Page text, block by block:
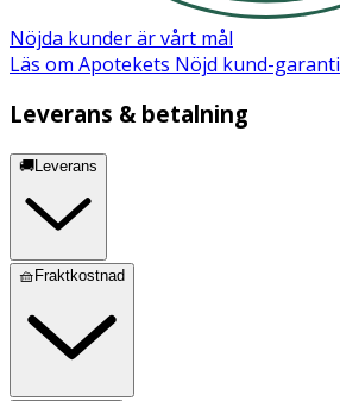
Nöjda kunder är vårt mål
Läs om Apotekets Nöjd kund-garanti
Leverans & betalning
🚚Leverans
🧺Fraktkostnad